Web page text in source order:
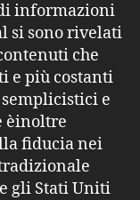
informazioni
si sono rivelati
che
e più costanti
e
èinoltre
fiducia nei
gli Stati Uniti